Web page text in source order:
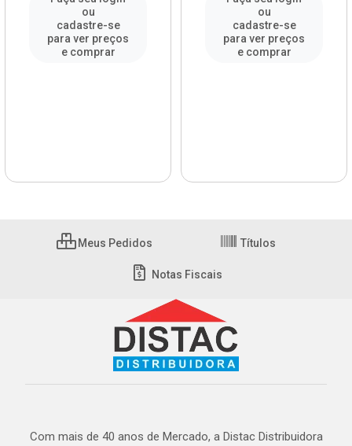
ou
cadastre-se
para ver preços
e comprar
ou
cadastre-se
para ver preços
e comprar
Meus Pedidos Títulos
Notas Fiscais
Com mais de 40 anos de Mercado, a Distac Distribuidora